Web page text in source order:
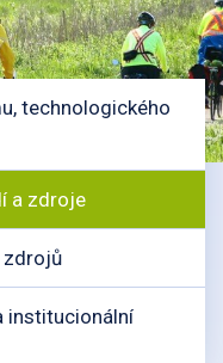
technologického
a zdroje
zdrojů
institucionální